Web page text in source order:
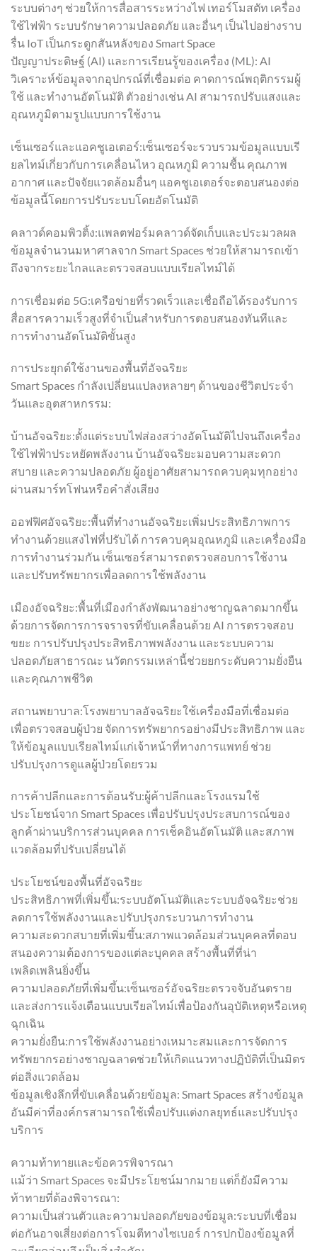
ระบบต่างๆ ช่วยให้การสื่อสารระหว่างไฟ เทอร์โมสตัท เครื่อง
ใช้ไฟฟ้า ระบบรักษาความปลอดภัย และอื่นๆ เป็นไปอย่างราบ
รื่น IoT เป็นกระดูกสันหลังของ Smart Space
ปัญญาประดิษฐ์ (AI) และการเรียนรู้ของเครื่อง (ML): AI
วิเคราะห์ข้อมูลจากอุปกรณ์ที่เชื่อมต่อ คาดการณ์พฤติกรรมผู้
ใช้ และทำงานอัตโนมัติ ตัวอย่างเช่น AI สามารถปรับแสงและ
อุณหภูมิตามรูปแบบการใช้งาน
เซ็นเซอร์และแอคชูเอเตอร์:เซ็นเซอร์จะรวบรวมข้อมูลแบบเรี
ยลไทม์เกี่ยวกับการเคลื่อนไหว อุณหภูมิ ความชื้น คุณภาพ
อากาศ และปัจจัยแวดล้อมอื่นๆ แอคชูเอเตอร์จะตอบสนองต่อ
ข้อมูลนี้โดยการปรับระบบโดยอัตโนมัติ
คลาวด์คอมพิวติ้ง:แพลตฟอร์มคลาวด์จัดเก็บและประมวลผล
ข้อมูลจำนวนมหาศาลจาก Smart Spaces ช่วยให้สามารถเข้า
ถึงจากระยะไกลและตรวจสอบแบบเรียลไทม์ได้
การเชื่อมต่อ 5G:เครือข่ายที่รวดเร็วและเชื่อถือได้รองรับการ
สื่อสารความเร็วสูงที่จำเป็นสำหรับการตอบสนองทันทีและ
การทำงานอัตโนมัติขั้นสูง
การประยุกต์ใช้งานของพื้นที่อัจฉริยะ
Smart Spaces กำลังเปลี่ยนแปลงหลายๆ ด้านของชีวิตประจำ
วันและอุตสาหกรรม:
บ้านอัจฉริยะ:ตั้งแต่ระบบไฟส่องสว่างอัตโนมัติไปจนถึงเครื่อง
ใช้ไฟฟ้าประหยัดพลังงาน บ้านอัจฉริยะมอบความสะดวก
สบาย และความปลอดภัย ผู้อยู่อาศัยสามารถควบคุมทุกอย่าง
ผ่านสมาร์ทโฟนหรือคำสั่งเสียง
ออฟฟิศอัจฉริยะ:พื้นที่ทำงานอัจฉริยะเพิ่มประสิทธิภาพการ
ทำงานด้วยแสงไฟที่ปรับได้ การควบคุมอุณหภูมิ และเครื่องมือ
การทำงานร่วมกัน เซ็นเซอร์สามารถตรวจสอบการใช้งาน
และปรับทรัพยากรเพื่อลดการใช้พลังงาน
เมืองอัจฉริยะ:พื้นที่เมืองกำลังพัฒนาอย่างชาญฉลาดมากขึ้น
ด้วยการจัดการการจราจรที่ขับเคลื่อนด้วย AI การตรวจสอบ
ขยะ การปรับปรุงประสิทธิภาพพลังงาน และระบบความ
ปลอดภัยสาธารณะ นวัตกรรมเหล่านี้ช่วยยกระดับความยั่งยืน
และคุณภาพชีวิต
สถานพยาบาล:โรงพยาบาลอัจฉริยะใช้เครื่องมือที่เชื่อมต่อ
เพื่อตรวจสอบผู้ป่วย จัดการทรัพยากรอย่างมีประสิทธิภาพ และ
ให้ข้อมูลแบบเรียลไทม์แก่เจ้าหน้าที่ทางการแพทย์ ช่วย
ปรับปรุงการดูแลผู้ป่วยโดยรวม
การค้าปลีกและการต้อนรับ:ผู้ค้าปลีกและโรงแรมใช้
ประโยชน์จาก Smart Spaces เพื่อปรับปรุงประสบการณ์ของ
ลูกค้าผ่านบริการส่วนบุคคล การเช็คอินอัตโนมัติ และสภาพ
แวดล้อมที่ปรับเปลี่ยนได้
ประโยชน์ของพื้นที่อัจฉริยะ
ประสิทธิภาพที่เพิ่มขึ้น:ระบบอัตโนมัติและระบบอัจฉริยะช่วย
ลดการใช้พลังงานและปรับปรุงกระบวนการทำงาน
ความสะดวกสบายที่เพิ่มขึ้น:สภาพแวดล้อมส่วนบุคคลที่ตอบ
สนองความต้องการของแต่ละบุคคล สร้างพื้นที่ที่น่า
เพลิดเพลินยิ่งขึ้น
ความปลอดภัยที่เพิ่มขึ้น:เซ็นเซอร์อัจฉริยะตรวจจับอันตราย
และส่งการแจ้งเตือนแบบเรียลไทม์เพื่อป้องกันอุบัติเหตุหรือเหตุ
ฉุกเฉิน
ความยั่งยืน:การใช้พลังงานอย่างเหมาะสมและการจัดการ
ทรัพยากรอย่างชาญฉลาดช่วยให้เกิดแนวทางปฏิบัติที่เป็นมิตร
ต่อสิ่งแวดล้อม
ข้อมูลเชิงลึกที่ขับเคลื่อนด้วยข้อมูล: Smart Spaces สร้างข้อมูล
อันมีค่าที่องค์กรสามารถใช้เพื่อปรับแต่งกลยุทธ์และปรับปรุง
บริการ
ความท้าทายและข้อควรพิจารณา
แม้ว่า Smart Spaces จะมีประโยชน์มากมาย แต่ก็ยังมีความ
ท้าทายที่ต้องพิจารณา:
ความเป็นส่วนตัวและความปลอดภัยของข้อมูล:ระบบที่เชื่อม
ต่อกันอาจเสี่ยงต่อการโจมตีทางไซเบอร์ การปกป้องข้อมูลที่